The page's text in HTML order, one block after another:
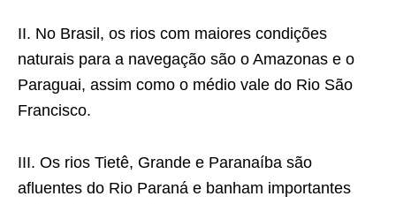
II. No Brasil, os rios com maiores condições
naturais para a navegação são o Amazonas e o
Paraguai, assim como o médio vale do Rio São
Francisco.
III. Os rios Tietê, Grande e Paranaíba são
aﬂuentes do Rio Paraná e banham importantes